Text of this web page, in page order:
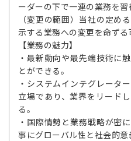
ーダーの下で一連の業務を習
（変更の範囲）当社の定め
示する業務への変更を命ずる
【業務の魅力】
・最新動向や最先端技術に
とができる。
・システムインテグレータ
立場であり、業界をリード
る。
・国際情勢と業務戦略が密
事にグローバル性と社会的意